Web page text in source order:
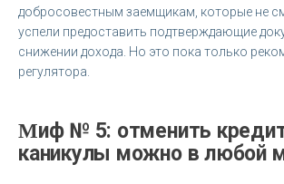
добросовестным заемщикам, которые не
успели предоставить подтверждающие
снижении дохода. Но это пока только
регулятора.
Миф № 5: отменить кредитные
каникулы можно в любой